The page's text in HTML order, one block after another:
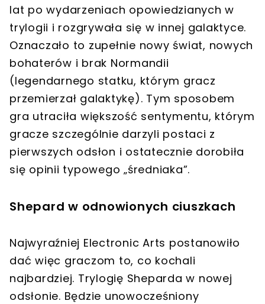
lat po wydarzeniach opowiedzianych w
trylogii i rozgrywała się w innej galaktyce.
Oznaczało to zupełnie nowy świat, nowych
bohaterów i brak Normandii
(legendarnego statku, którym gracz
przemierzał galaktykę). Tym sposobem
gra utraciła większość sentymentu, którym
gracze szczególnie darzyli postaci z
pierwszych odsłon i ostatecznie dorobiła
się opinii typowego „średniaka”.
Shepard w odnowionych ciuszkach
Najwyraźniej Electronic Arts postanowiło
dać więc graczom to, co kochali
najbardziej. Trylogię Sheparda w nowej
odsłonie. Będzie unowocześniony